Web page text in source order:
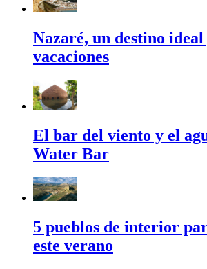
Nazaré, un destino ideal
vacaciones
El bar del viento y el
Water Bar
5 pueblos de interior
este verano